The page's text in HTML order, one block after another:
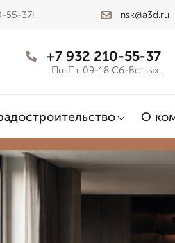
55-37! nsk@a3d.ru
+7 932 210-55-37
Пн-Пт 09-18 Сб-Вс вых.
О